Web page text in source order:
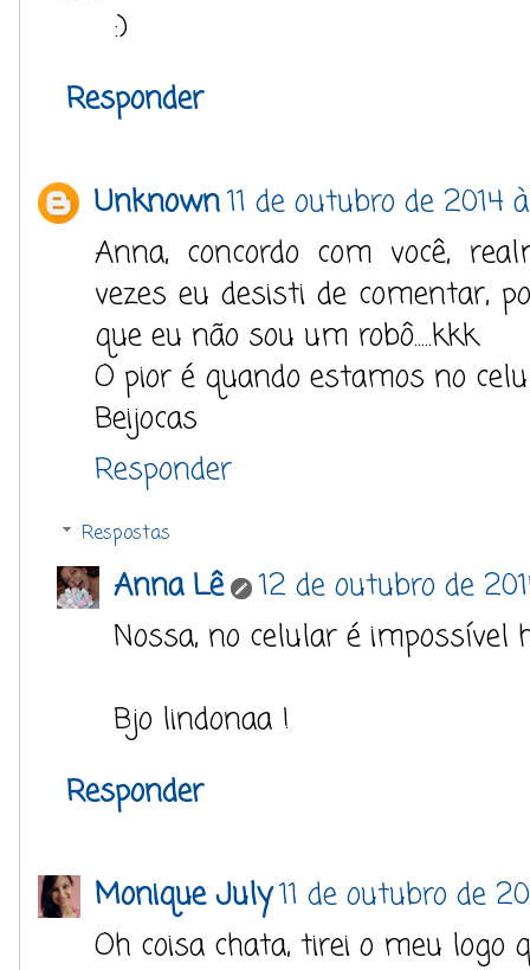
:)
Responder
Unknown11 de outubro de 2014
Anna, concordo com você,
vezes eu desisti de comentar,
que eu não sou um robô.....kkk
O pior é quando estamos no
Beijocas
Responder
Respostas
Anna Lê
12 de outubro de
Nossa, no celular é impossível
Bjo lindonaa !
Responder
Monique July11 de outubro de
Oh coisa chata, tirei o meu logo